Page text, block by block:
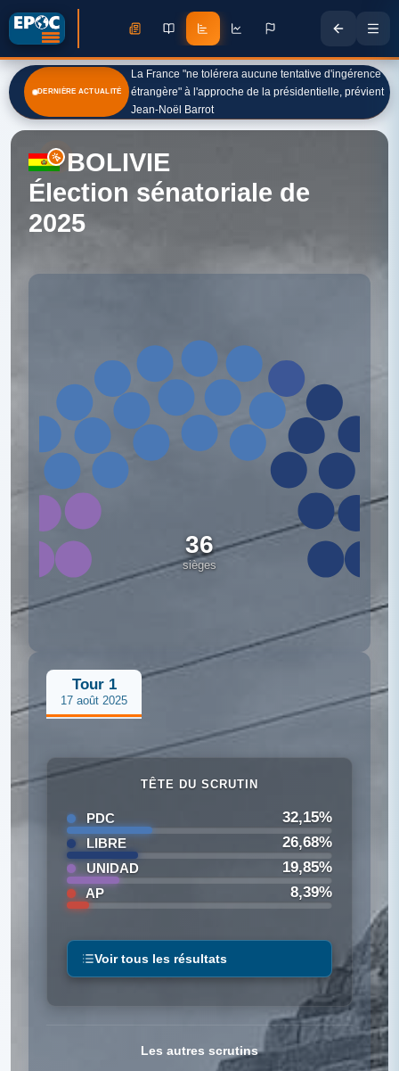
DERNIÈRE ACTUALITÉ
La France "ne tolérera aucune tentative d'ingérence
étrangère" à l'approche de la présidentielle, prévient
Jean-Noël Barrot
BOLIVIE
Élection sénatoriale de
2025
36
sièges
Tour 1
17 août 2025
TÊTE DU SCRUTIN
PDC 32,15%
LIBRE 26,68%
UNIDAD 19,85%
AP 8,39%
Voir tous les résultats
Les autres scrutins